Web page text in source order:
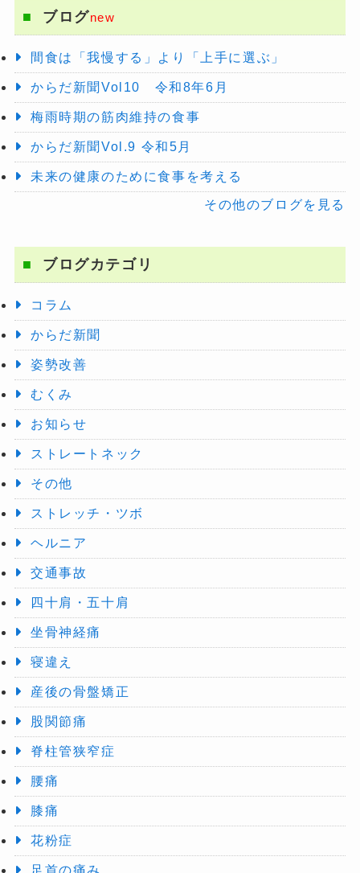
ブログnew
間食は「我慢する」より「上手に選ぶ」
からだ新聞Vol10 令和8年6月
梅雨時期の筋肉維持の食事
からだ新聞Vol.9 令和5月
未来の健康のために食事を考える
その他のブログを見る
ブログカテゴリ
コラム
からだ新聞
姿勢改善
むくみ
お知らせ
ストレートネック
その他
ストレッチ・ツボ
ヘルニア
交通事故
四十肩・五十肩
坐骨神経痛
寝違え
産後の骨盤矯正
股関節痛
脊柱管狭窄症
腰痛
膝痛
花粉症
足首の痛み